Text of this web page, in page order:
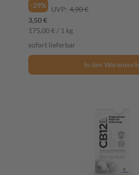
-29%
UVP: 4,90 €
3,50 €
175,00 € / 1 kg
sofort lieferbar
In den Warenkorb